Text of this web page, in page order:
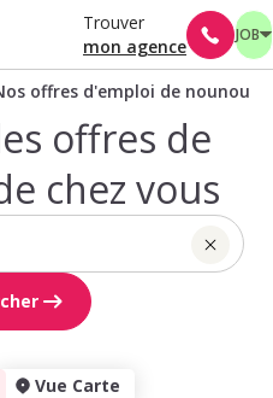
Trouver
mon agence
JOB
offres d'emploi de nounou
offres de
chez vous
Vue Carte